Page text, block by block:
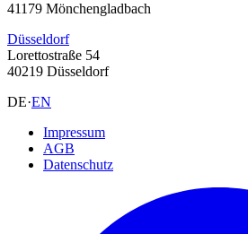
41179 Mönchengladbach
Düsseldorf
Lorettostraße 54
40219 Düsseldorf
DE·EN
Impressum
AGB
Datenschutz